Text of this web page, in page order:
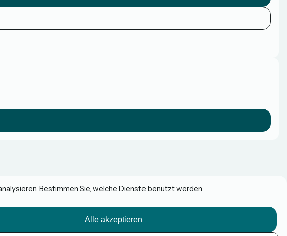
Bestimmen Sie, welche Dienste benutzt werden
Alle akzeptieren